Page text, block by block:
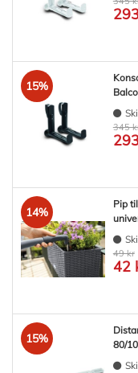
15%
345
14%
Pip
49 kr
42
15%
80/